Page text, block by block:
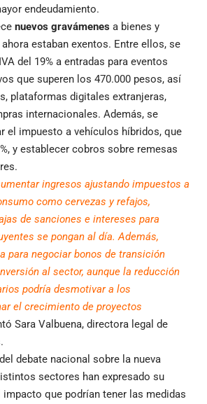
endeudamiento.
nuevos gravámenes a bienes y
estaban exentos. Entre ellos, se
del 19% a entradas para eventos
que superen los 470.000 pesos, así
plataformas digitales extranjeras,
internacionales. Además, se
el impuesto a vehículos híbridos, que
y establecer cobros sobre remesas
ingresos ajustando impuestos a
como cervezas y refajos,
de sanciones e intereses para
se pongan al día. Además,
para negociar bonos de transición
al sector, aunque la reducción
podría desmotivar a los
el crecimiento de proyectos
Sara Valbuena, directora legal de
debate nacional sobre la nueva
sectores han expresado su
que podrían tener las medidas